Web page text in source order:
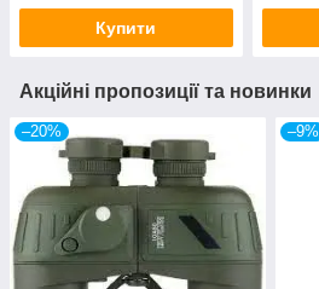
Купити
Акційні пропозиції та новинки
–20% –9%